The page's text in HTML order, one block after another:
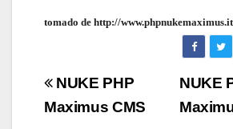
tomado de http://
Navigazione
articoli
NUKE
NUKE PHP
Maximus CMS